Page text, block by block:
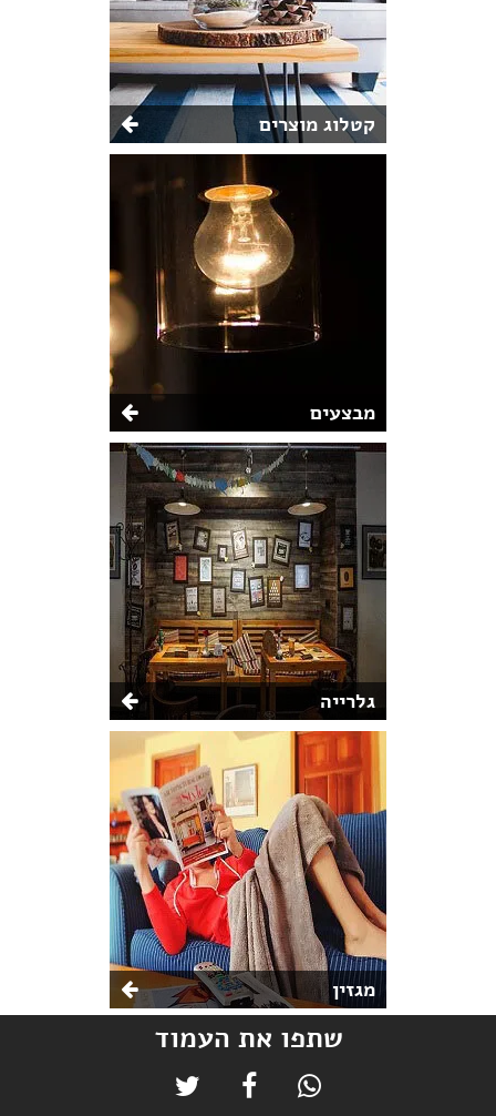
קטלוג מוצרים
מבצעים
גלרייה
מגזין
שתפו את העמוד